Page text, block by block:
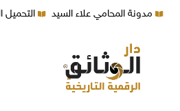
مدونة المحامي علاء السيد التحميل